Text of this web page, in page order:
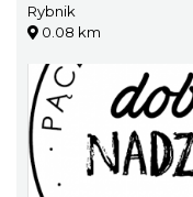
Rybnik
0.08 km